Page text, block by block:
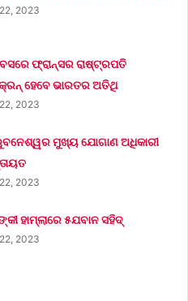
2023
ଫ୍ରାନ୍ସର ରାଷ୍ଟ୍ରପତି
ହେବେ ଭାରତର ଅତିଥି
2023
ମୁଖ୍ୟ ଯୋଗାଣ ଅଧିକାରୀ
2023
ହାମ୍‌ଲାରେ ୫ଯବାନ ସହିଦ୍
2023